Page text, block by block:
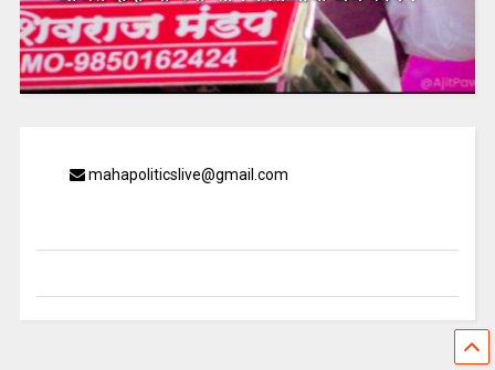
mahapoliticslive@gmail.com